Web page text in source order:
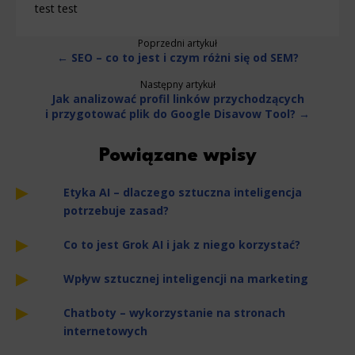
test test
Poprzedni artykuł
← SEO – co to jest i czym różni się od SEM?
Następny artykuł
Jak analizować profil linków przychodzących
i przygotować plik do Google Disavow Tool? →
Powiązane wpisy
Etyka AI – dlaczego sztuczna inteligencja
potrzebuje zasad?
Co to jest Grok AI i jak z niego korzystać?
Wpływ sztucznej inteligencji na marketing
Chatboty – wykorzystanie na stronach
internetowych